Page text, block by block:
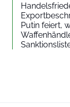
Putin feiert,